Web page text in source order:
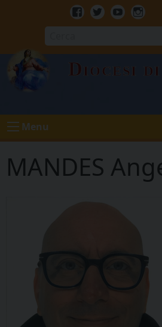
Facebook
TwitterYoutube
Diocesi
Menu
MANDES